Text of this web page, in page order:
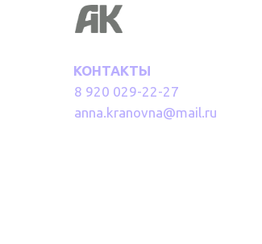
КОНТАКТЫ
8 920 029-22-27
anna.kranovna@mail.ru